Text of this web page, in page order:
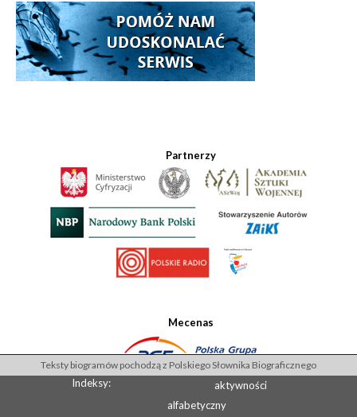
Partnerzy
Mecenas
Teksty biogramów pochodzą z Polskiego Słownika Biograficznego
Indeksy:
aktywności
alfabetyczny